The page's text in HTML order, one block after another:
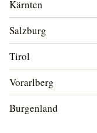
Kärnten
Salzburg
Tirol
Vorarlberg
Burgenland